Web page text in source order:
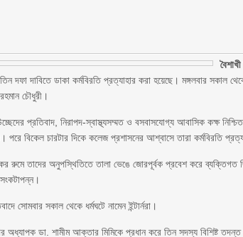
দফা দাবিতে ডাকা কর্মবিরতি প্রত্যাহার করা হয়েছে। মঙ্গলবার সকাল
চৌধুরী।
প্রতিবাদ, নিরাপদ-স্বাস্থ্যসম্মত ও বসবাসযোগ্য আবাসিক কক্ষ
পরে বিকেল চারটার দিকে কলেজ প্রশাসনের আশ্বাসে তারা কর্মবিরতি
রুমে তাদের অনুপস্থিতিতে তালা ভেঙে জোরপূর্বক প্রবেশ করে
সকাল থেকে ধর্মঘটে নামেন ইন্টার্নরা।
অধ্যাপক ডা. শামীম আক্তার মিমিকে প্রধান করে তিন সদস্য বিশিষ্ট